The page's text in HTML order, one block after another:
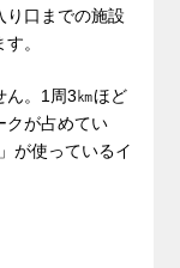
り口までの施設
。
ん。1周3㎞ほど
クが占めてい
が使っているイ